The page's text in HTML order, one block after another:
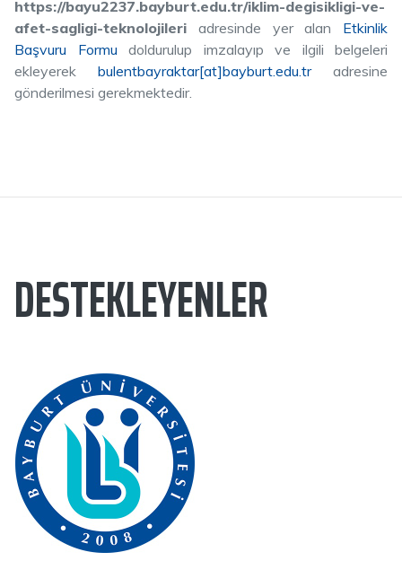
https://bayu2237.bayburt.edu.tr/iklim-degisikligi-ve-
afet-sagligi-teknolojileri adresinde yer alan Etkinlik
Başvuru Formu doldurulup imzalayıp ve ilgili belgeleri
ekleyerek bulentbayraktar[at]bayburt.edu.tradresine
gönderilmesi gerekmektedir.
DESTEKLEYENLER